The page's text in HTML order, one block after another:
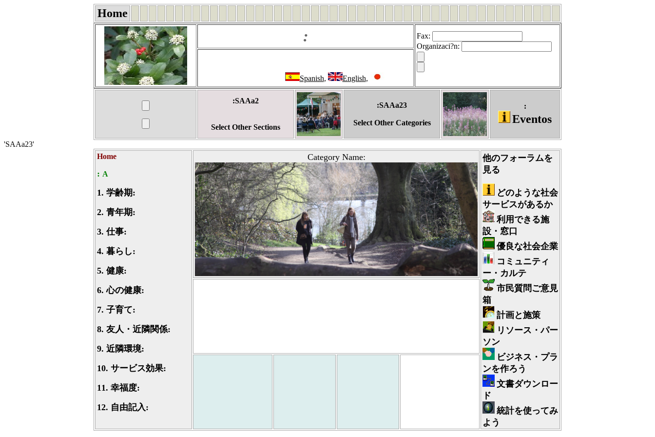
Home
: Fax:
Organizaci?n:
Spanish, English,
:SAAa2
Select Other Sections
:SAAa23
Select Other Categories
:
Eventos
'SAAa23'
Home
: A
1. 学齢期:
2. 青年期:
3.仕事:
4. 暮らし:
5. 健康:
6.心の健康:
7. 子育て:
8. 友人・近隣関係:
9. 近隣環境:
10. サービス効果:
11. 幸福度:
12. 自由記入:
Category Name:
他のフォーラムを
見る
どのような社会
サービスがあるか
利用できる施
設・窓口
優良な社会企業
コミュニティ
ー・カルテ
市民質問ご意見
箱
計画と施策
リソース・パー
ソン
ビジネス・プラ
ンを作ろう
文書ダウンロー
ド
統計を使ってみ
よう